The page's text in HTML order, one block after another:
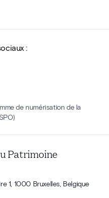
:
de numérisation de la
Patrimoine
1, 1000 Bruxelles, Belgique